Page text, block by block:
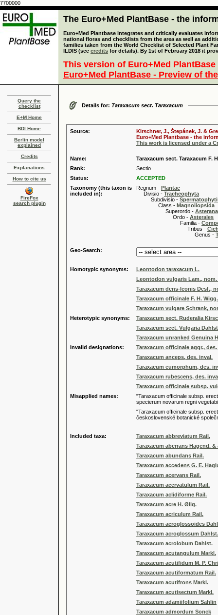
7700000
The Euro+Med PlantBase - the
Euro+Med Plantbase integrates and critically evaluates
national floras and checklists from the area as well as
families taken from the World Checklist of Selected Plant
ILDIS (see credits for details). By 1st of February 2018 it
This version of Euro+Med
Euro+Med PlantBase - Preview of
Query the
checklist
E+M Home
BDI Home
Berlin model
explained
Credits
Explanations
How to cite us
FireFox
search plugin
Details for: Taraxacum sect. Taraxacum
Source:
Kirschner, J., Štepánek, J. &
Euro+Med Plantbase - the
This work is licensed under a
Name:
Taraxacum sect. Taraxacum F.
Rank:
Sectio
Status:
ACCEPTED
Taxonomy (this taxon is
included in):
Regnum - Plantae
Divisio - Tracheophyta
Subdivisio -
Class - Magnoliopsida
Superordo -
Ordo - Asterales
Familia -
Tribus -
Genus -
Geo-Search:
Homotypic synonyms:
Leontodon taraxacum L.
Leontodon vulgaris Lam., nom.
Taraxacum dens-leonis Desf.,
Taraxacum officinale F. H. Wigg.
Taraxacum vulgare Schrank,
Heterotypic synonyms:
Taraxacum sect. Ruderalia
Taraxacum sect. Vulgaria
Taraxacum unranked Genuina
Invalid designations:
Taraxacum officinale aggr.,
Taraxacum anceps, des. inval.
Taraxacum eumorphum, des.
Taraxacum rubescens, des.
Taraxacum officinale subsp.
Misapplied names:
"Taraxacum officinale subsp.
specierum novarum regni
"Taraxacum officinale subsp.
československé botanické
Included taxa:
Taraxacum abbreviatum Rail.
Taraxacum aberrans Hagend. &
Taraxacum abundans Rail.
Taraxacum accedens G. E.
Taraxacum acervans Rail.
Taraxacum acervatulum Rail.
Taraxacum aclidiforme Rail.
Taraxacum acre H. Øllg.
Taraxacum acriculum Rail.
Taraxacum acroglossoides
Taraxacum acroglossum Dahlst.
Taraxacum acrolobum Dahlst.
Taraxacum acutangulum Markl.
Taraxacum acutifidum M. P.
Taraxacum acutiformatum Rail.
Taraxacum acutifrons Markl.
Taraxacum acutisectum Markl.
Taraxacum adamiifolium Sahlin
Taraxacum admordum Sonck